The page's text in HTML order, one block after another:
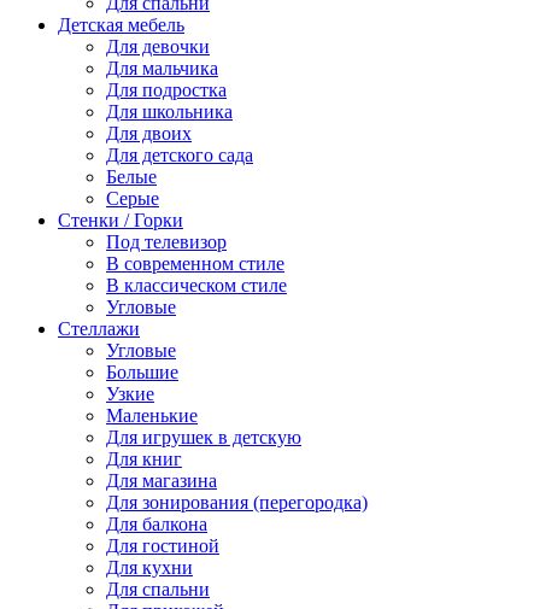
Детская мебель
Для девочки
Для мальчика
Для подростка
Для школьника
Для двоих
Для детского сада
Белые
Серые
Стенки / Горки
Под телевизор
В современном стиле
В классическом стиле
Угловые
Стеллажи
Угловые
Большие
Узкие
Маленькие
Для игрушек в детскую
Для книг
Для магазина
Для зонирования (перегородка)
Для балкона
Для гостиной
Для кухни
Для спальни